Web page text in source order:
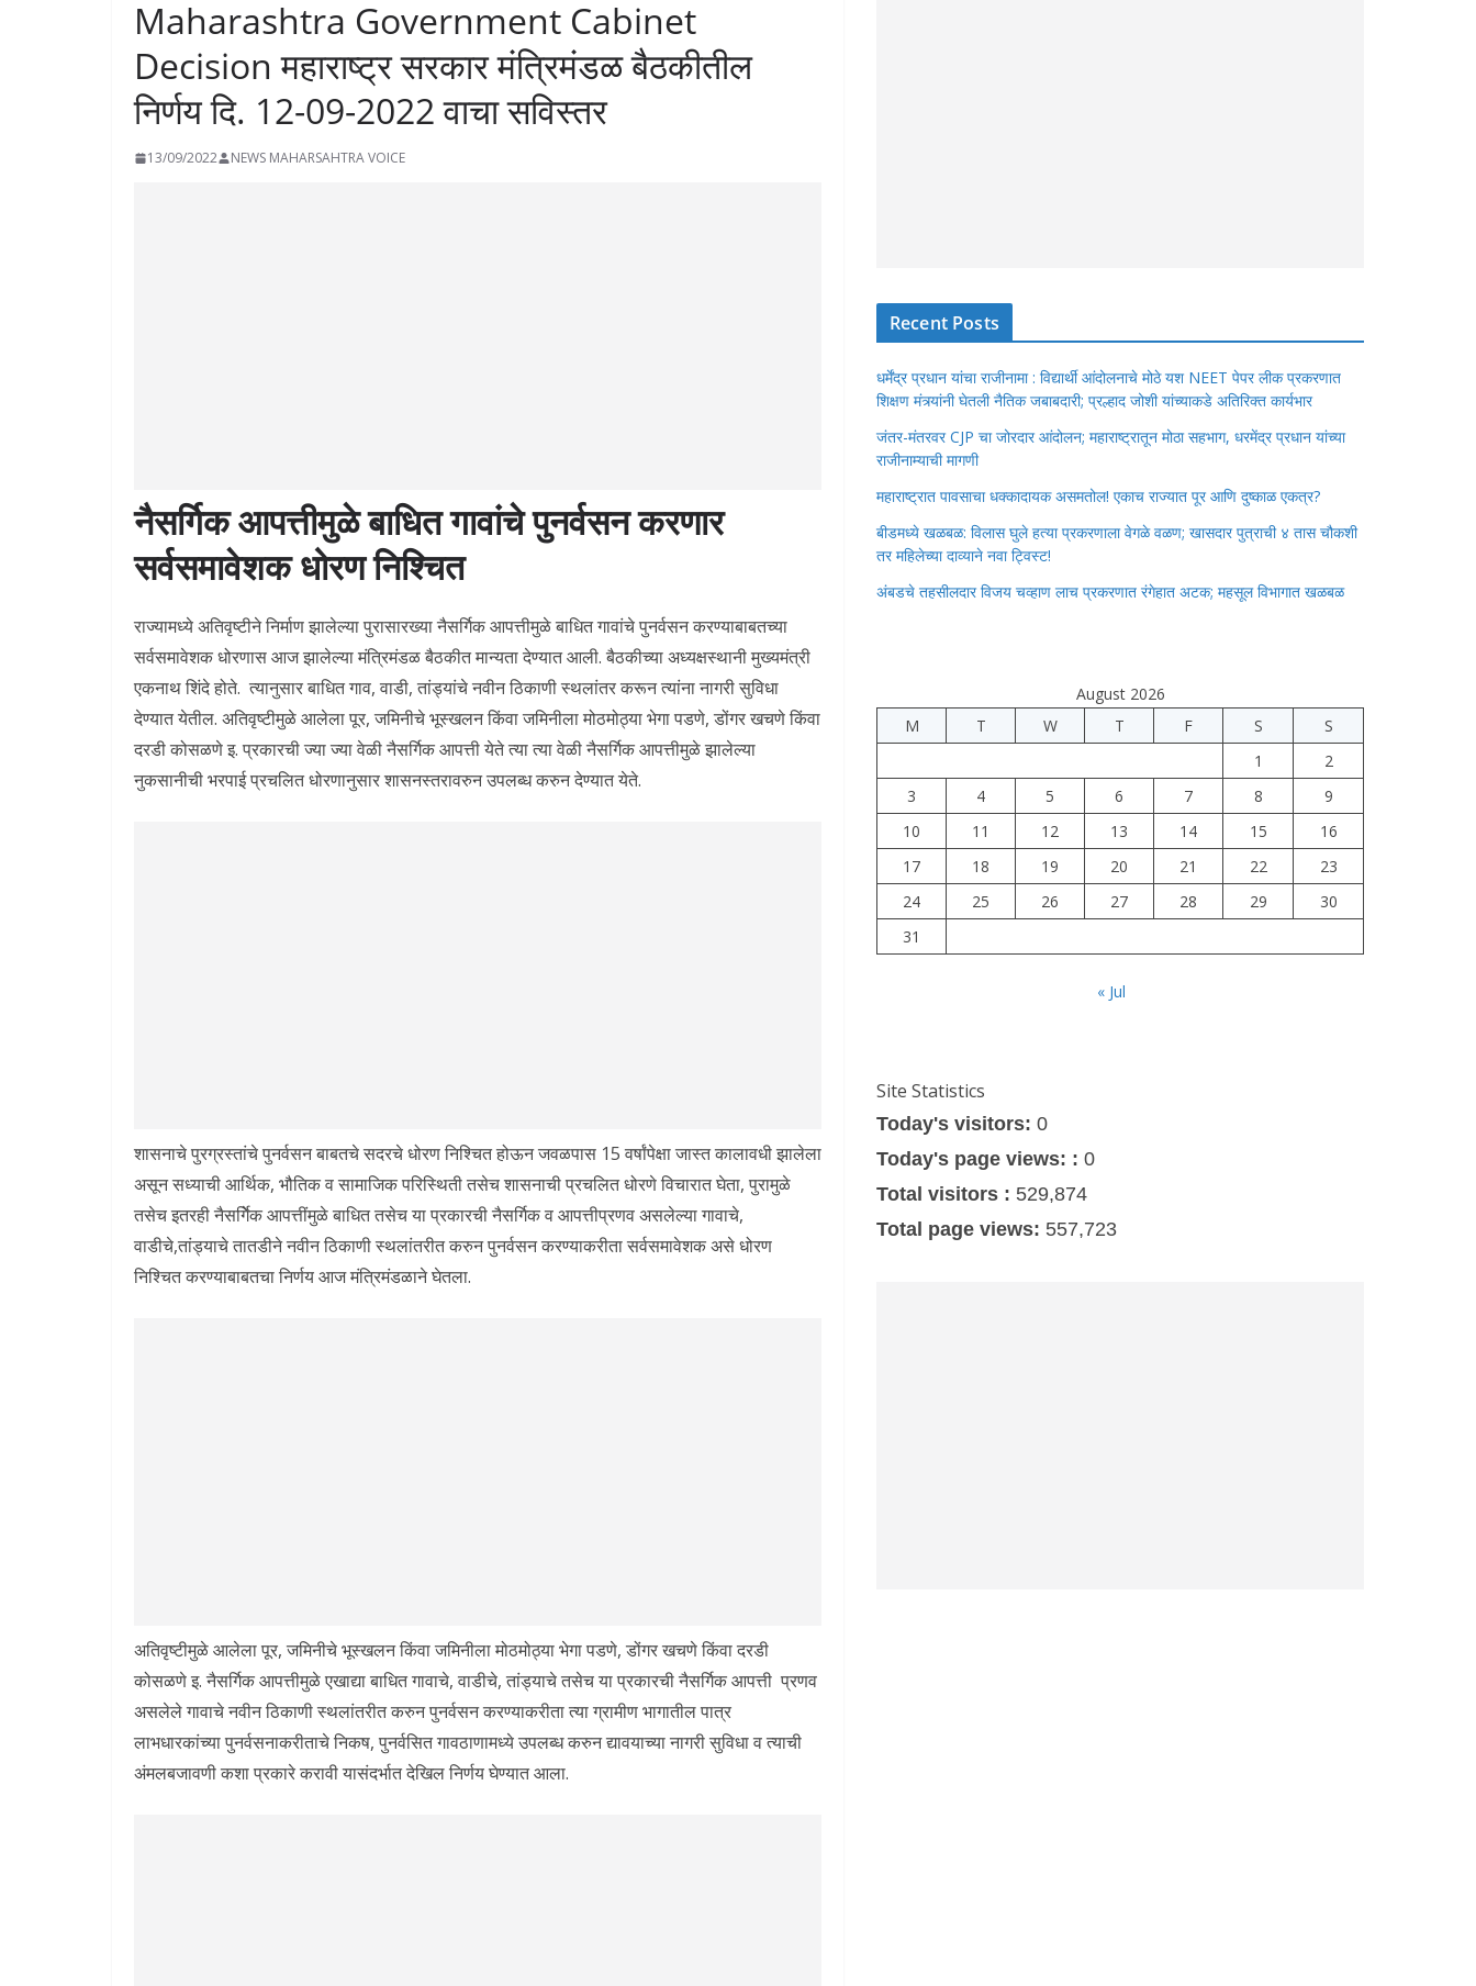
Maharashtra Government Cabinet
Decision महाराष्ट्र सरकार मंत्रिमंडळ बैठकीतील
निर्णय दि. 12-09-2022 वाचा सविस्तर
13/09/2022 NEWS MAHARSAHTRA VOICE
नैसर्गिक आपत्तीमुळे बाधित गावांचे पुनर्वसन करणार
सर्वसमावेशक धोरण निश्चित
राज्यामध्ये अतिवृष्टीने निर्माण झालेल्या पुरासारख्या नैसर्गिक आपत्तीमुळे बाधित गावांचे पुनर्वसन करण्याबाबतच्या
सर्वसमावेशक धोरणास आज झालेल्या मंत्रिमंडळ बैठकीत मान्यता देण्यात आली. बैठकीच्या अध्यक्षस्थानी मुख्यमंत्री
एकनाथ शिंदे होते. त्यानुसार बाधित गाव, वाडी, तांड्यांचे नवीन ठिकाणी स्थलांतर करून त्यांना नागरी सुविधा
देण्यात येतील. अतिवृष्टीमुळे आलेला पूर, जमिनीचे भूस्खलन किंवा जमिनीला मोठमोठ्या भेगा पडणे, डोंगर खचणे किंवा
दरडी कोसळणे इ. प्रकारची ज्या ज्या वेळी नैसर्गिक आपत्ती येते त्या त्या वेळी नैसर्गिक आपत्तीमुळे झालेल्या
नुकसानीची भरपाई प्रचलित धोरणानुसार शासनस्तरावरुन उपलब्ध करुन देण्यात येते.
शासनाचे पुरग्रस्तांचे पुनर्वसन बाबतचे सदरचे धोरण निश्चित होऊन जवळपास 15 वर्षांपेक्षा जास्त कालावधी झालेला
असून सध्याची आर्थिक, भौतिक व सामाजिक परिस्थिती तसेच शासनाची प्रचलित धोरणे विचारात घेता, पुरामुळे
तसेच इतरही नैसर्गिेक आपत्तींमुळे बाधित तसेच या प्रकारची नैसर्गिक व आपत्तीप्रणव असलेल्या गावाचे,
वाडीचे,तांड्याचे तातडीने नवीन ठिकाणी स्थलांतरीत करुन पुनर्वसन करण्याकरीता सर्वसमावेशक असे धोरण
निश्चित करण्याबाबतचा निर्णय आज मंत्रिमंडळाने घेतला.
अतिवृष्टीमुळे आलेला पूर, जमिनीचे भूस्खलन किंवा जमिनीला मोठमोठ्या भेगा पडणे, डोंगर खचणे किंवा दरडी
कोसळणे इ. नैसर्गिक आपत्तीमुळे एखाद्या बाधित गावाचे, वाडीचे, तांड्याचे तसेच या प्रकारची नैसर्गिक आपत्ती प्रणव
असलेले गावाचे नवीन ठिकाणी स्थलांतरीत करुन पुनर्वसन करण्याकरीता त्या ग्रामीण भागातील पात्र
लाभधारकांच्या पुनर्वसनाकरीताचे निकष, पुनर्वसित गावठाणामध्ये उपलब्ध करुन द्यावयाच्या नागरी सुविधा व त्याची
अंमलबजावणी कशा प्रकारे करावी यासंदर्भात देखिल निर्णय घेण्यात आला.
Recent Posts
धर्मेंद्र प्रधान यांचा राजीनामा : विद्यार्थी आंदोलनाचे मोठे यश NEET पेपर लीक प्रकरणात
शिक्षण मंत्र्यांनी घेतली नैतिक जबाबदारी; प्रल्हाद जोशी यांच्याकडे अतिरिक्त कार्यभार
जंतर-मंतरवर CJP चा जोरदार आंदोलन; महाराष्ट्रातून मोठा सहभाग, धरमेंद्र प्रधान यांच्या
राजीनाम्याची मागणी
महाराष्ट्रात पावसाचा धक्कादायक असमतोल! एकाच राज्यात पूर आणि दुष्काळ एकत्र?
बीडमध्ये खळबळ: विलास घुले हत्या प्रकरणाला वेगळे वळण; खासदार पुत्राची ४ तास चौकशी
तर महिलेच्या दाव्याने नवा ट्विस्ट!
अंबडचे तहसीलदार विजय चव्हाण लाच प्रकरणात रंगेहात अटक; महसूल विभागात खळबळ
August 2026
M
T W T F S
S
1
2
3
4 5 6 7 8
9
10
11 12 13 14 15
16
17
18 19 20 21 22
23
24
25 26 27 28 29
30
31
« Jul
Site Statistics
Today's visitors: 0
Today's page views: : 0
Total visitors : 529,874
Total page views: 557,723